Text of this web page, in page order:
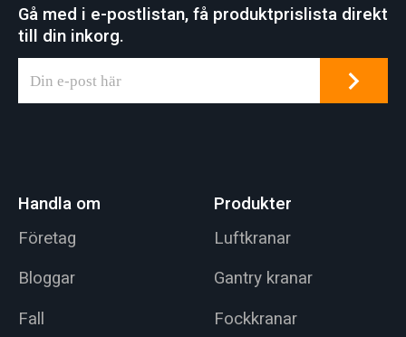
Gå med i e-postlistan, få produktprislista direkt
till din inkorg.
Handla om
Företag
Bloggar
Fall
Produkter
Luftkranar
Gantry kranar
Fockkranar